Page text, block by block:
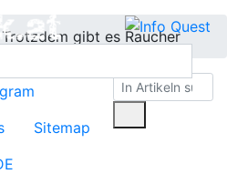
Trotzdem gibt es Raucher
Sitemap